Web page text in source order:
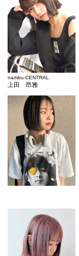
nambu-CENTRAL
上田 昂雅